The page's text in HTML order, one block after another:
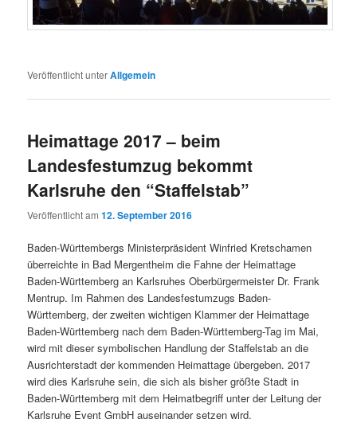
Veröffentlicht unterAllgemein
Heimattage 2017 – beim
Landesfestumzug bekommt
Karlsruhe den “Staffelstab”
Veröffentlicht am12. September 2016
Baden-Württembergs Ministerpräsident Winfried Kretschamen
überreichte in Bad Mergentheim die Fahne der Heimattage
Baden-Württemberg an Karlsruhes Oberbürgermeister Dr. Frank
Mentrup. Im Rahmen des Landesfestumzugs Baden-
Württemberg, der zweiten wichtigen Klammer der Heimattage
Baden-Württemberg nach dem Baden-Württemberg-Tag im Mai,
wird mit dieser symbolischen Handlung der Staffelstab an die
Ausrichterstadt der kommenden Heimattage übergeben. 2017
wird dies Karlsruhe sein, die sich als bisher größte Stadt in
Baden-Württemberg mit dem Heimatbegriff unter der Leitung der
Karlsruhe Event GmbH auseinander setzen wird.